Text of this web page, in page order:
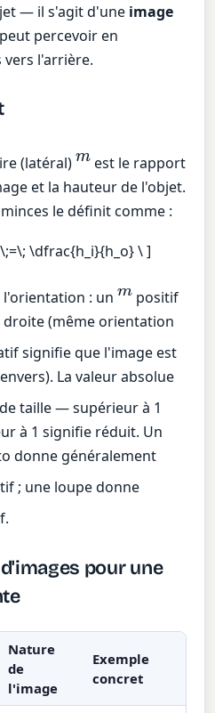
— il s'agit d'une image
percevoir en
l'arrière.
(latéral)m est le rapport
et la hauteur de l'objet.
le définit comme :
\dfrac{h_i}{h_o} \ ]
l'orientation : unm positif
(même orientation
signifie que l'image est
La valeur absolue
taille — supérieur à 1
à 1 signifie réduit. Un
donne généralement
; une loupe donne
pour une
Nature
de
l'image
Exemple
concret